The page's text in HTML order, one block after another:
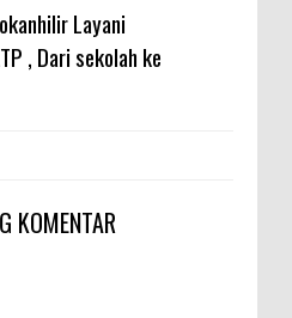
Layani
, Dari sekolah ke
KOMENTAR